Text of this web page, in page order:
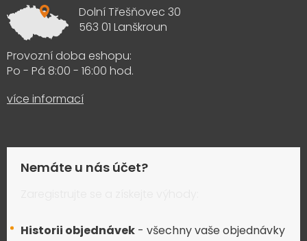
Dolní Třešňovec 30
563 01 Lanškroun
Provozní doba eshopu:
Po - Pá 8:00 - 16:00 hod.
více informací
Nemáte u nás účet?
Historii objednávek - všechny vaše objednávky